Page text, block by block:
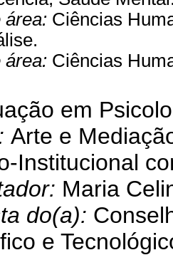
área: Ciências
área: Ciências
em
Arte e
Institucional
Maria
do(a):
e